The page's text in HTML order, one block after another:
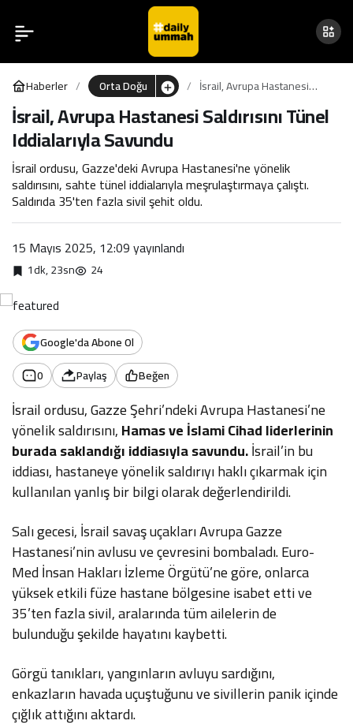
Haberler Orta Doğu
İsrail, Avrupa Hastanesi
Saldırısını Tünel Iddialarıyla
Savundu
İsrail, Avrupa Hastanesi Saldırısını Tünel
Iddialarıyla Savundu
İsrail ordusu, Gazze'deki Avrupa Hastanesi'ne yönelik
saldırısını, sahte tünel iddialarıyla meşrulaştırmaya çalıştı.
Saldırıda 35'ten fazla sivil şehit oldu.
15 Mayıs 2025, 12:09yayınlandı
1dk, 23sn 24
Google'da Abone Ol
0
Paylaş Beğen
İsrail ordusu, Gazze Şehri’ndeki Avrupa Hastanesi’ne
yönelik saldırısını,Hamas ve İslami Cihad liderlerinin
burada saklandığı iddiasıyla savundu.İsrail’in bu
iddiası, hastaneye yönelik saldırıyı haklı çıkarmak için
kullanılan yanlış bir bilgi olarak değerlendirildi.
Salı gecesi, İsrail savaş uçakları Avrupa Gazze
Hastanesi’nin avlusu ve çevresini bombaladı. Euro-
Med İnsan Hakları İzleme Örgütü’ne göre, onlarca
yüksek etkili füze hastane bölgesine isabet etti ve
35’ten fazla sivil, aralarında tüm ailelerin de
bulunduğu şekilde hayatını kaybetti.
Görgü tanıkları, yangınların avluyu sardığını,
enkazların havada uçuştuğunu ve sivillerin panik içinde
çığlık attığını aktardı.
İsrail, Avrupa Hastanesi
Saldırısını Tünel
Iddialarıyla Savundu
0